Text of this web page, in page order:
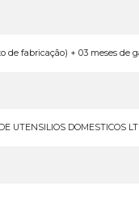
de fabricação) + 03 meses de
UTENSILIOS DOMESTICOS